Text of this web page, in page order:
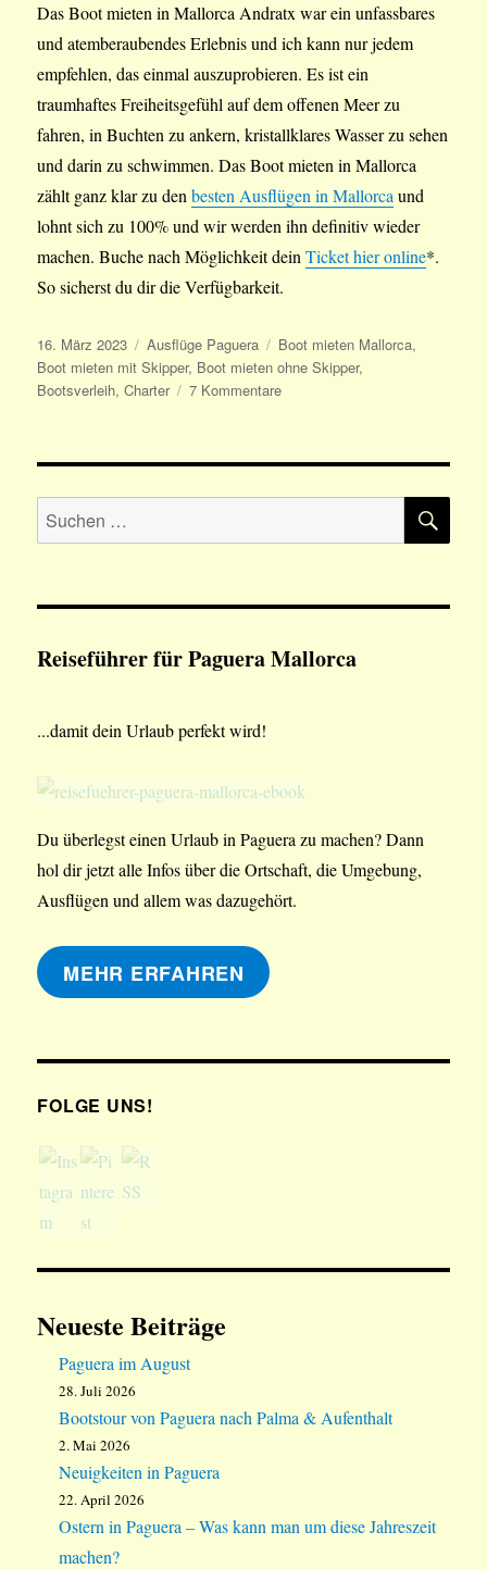
Das Boot mieten in Mallorca Andratx war ein unfassbares
und atemberaubendes Erlebnis und ich kann nur jedem
empfehlen, das einmal auszuprobieren. Es ist ein
traumhaftes Freiheitsgefühl auf dem offenen Meer zu
fahren, in Buchten zu ankern, kristallklares Wasser zu sehen
und darin zu schwimmen. Das Boot mieten in Mallorca
zählt ganz klar zu denbesten Ausflügen in Mallorcaund
lohnt sich zu 100% und wir werden ihn definitiv wieder
machen. Buche nach Möglichkeit deinTicket hier online*.
So sicherst du dir die Verfügbarkeit.
Veröffentlicht
am
16. März 2023 Kategorien
Ausflüge Paguera Schlagwörter
Boot mieten Mallorca,
Boot mieten mit Skipper, Boot mieten ohne Skipper,
Bootsverleih,Charter 7 Kommentarezu
Mallorca
–
Bilder
Suchen
nach:
Reiseführer für Paguera Mallorca
...damit dein Urlaub perfekt wird!
Du überlegst einen Urlaub in Paguera zu machen? Dann
hol dir jetzt alle Infos über die Ortschaft, die Umgebung,
Ausflügen und allem was dazugehört.
MEHR ERFAHREN
FOLGE UNS!
Neueste Beiträge
Paguera im August
28. Juli 2026
Bootstour von Paguera nach Palma & Aufenthalt
2. Mai 2026
Neuigkeiten in Paguera
22. April 2026
Ostern in Paguera – Was kann man um diese Jahreszeit
machen?